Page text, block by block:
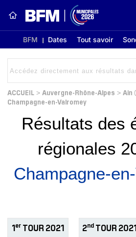
BFM Dates Tout savoir
ACCUEIL > Auvergne-Rhône-Alpes > Ain
Champagne-en-Valromey
Résultats des
régionales
Champagne-
1er TOUR 2021 2ndTOUR